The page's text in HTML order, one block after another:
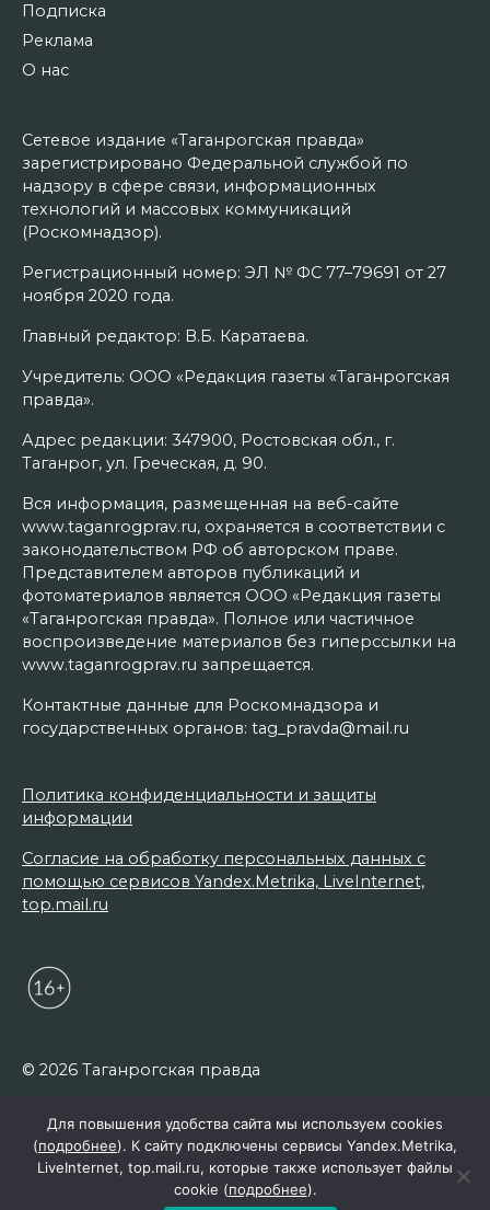
Подписка
Реклама
О нас
Сетевое издание «Таганрогская правда»
зарегистрировано Федеральной службой по
надзору в сфере связи, информационных
технологий и массовых коммуникаций
(Роскомнадзор).
Регистрационный номер: ЭЛ № ФС 77–79691 от 27
ноября 2020 года.
Главный редактор: В.Б. Каратаева.
Учредитель: ООО «Редакция газеты «Таганрогская
правда».
Адрес редакции: 347900, Ростовская обл., г.
Таганрог, ул. Греческая, д. 90.
Вся информация, размещенная на веб-сайте
www.taganrogprav.ru, охраняется в соответствии с
законодательством РФ об авторском праве.
Представителем авторов публикаций и
фотоматериалов является ООО «Редакция газеты
«Таганрогская правда». Полное или частичное
воспроизведение материалов без гиперссылки на
www.taganrogprav.ru запрещается.
Контактные данные для Роскомнадзора и
государственных органов: tag_pravda@mail.ru
Политика конфиденциальности и защиты
информации
Согласие на обработку персональных данных с
помощью сервисов Yandex.Metrika, LiveInternet,
top.mail.ru
© 2026 Таганрогская правда
Для повышения удобства сайта мы используем cookies
(подробнее). К сайту подключены сервисы Yandex.Metrika,
LiveInternet, top.mail.ru, которые также использует файлы
cookie (подробнее).